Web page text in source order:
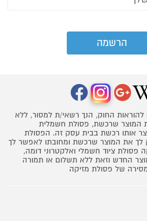
החוק, הנך רשאי/ת למסור, ללא
המוצר שרכשת, פסולת חשמלית
אותו רכשת בבית עסק זה. הפסולת
לך את המוצר שרכשת ומחובתו לאפשר לך
ציוד חשמלי ואלקטרוני דומה,
החדש וזאת ללא תשלום או תמורה
של פסולת מזיקה